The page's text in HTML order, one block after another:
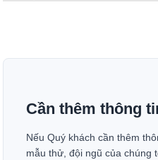
Cần thêm thông
Nếu Quý khách cần thêm
mẫu thử, đội ngũ của chúng